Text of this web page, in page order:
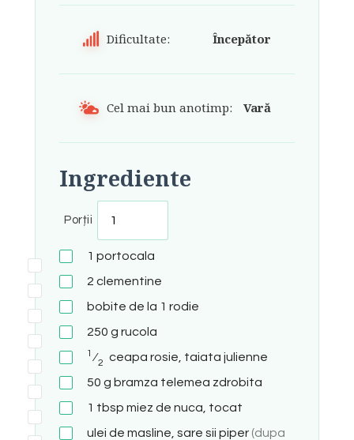
Dificultate: Începător
Cel mai bun anotimp: Vară
Ingrediente
Porții
1 portocala
2 clementine
bobite de la 1 rodie
250 g rucola
1 ⁄2
ceapa rosie, taiata julienne
50 g bramza telemea zdrobita
1 tbsp miez de nuca, tocat
ulei de masline, sare sii piper (dupa